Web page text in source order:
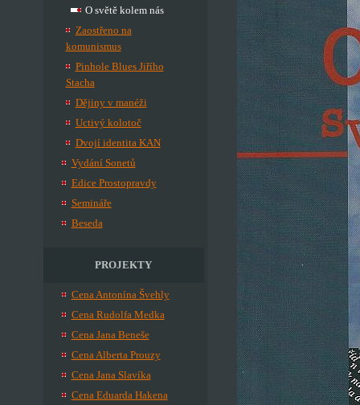
O světě kolem nás
Zaostřeno na
komunismus
Pinhole Blues Jiřího
Stacha
Dějiny v manéži
Uctivý kolotoč
Dvojí identita KAN
Vydání Sonetů
Edice Prostopravdy
Semináře
Beseda
PROJEKTY
Cena Antonína Švehly
Cena Rudolfa Medka
Cena Jana Beneše
Cena Alberta Prouzy
Cena Jana Slavíka
Cena Eduarda Hakena